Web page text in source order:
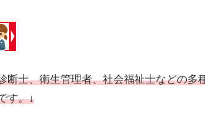
断士、衛生管理者、社会福祉士などの多
す。↓